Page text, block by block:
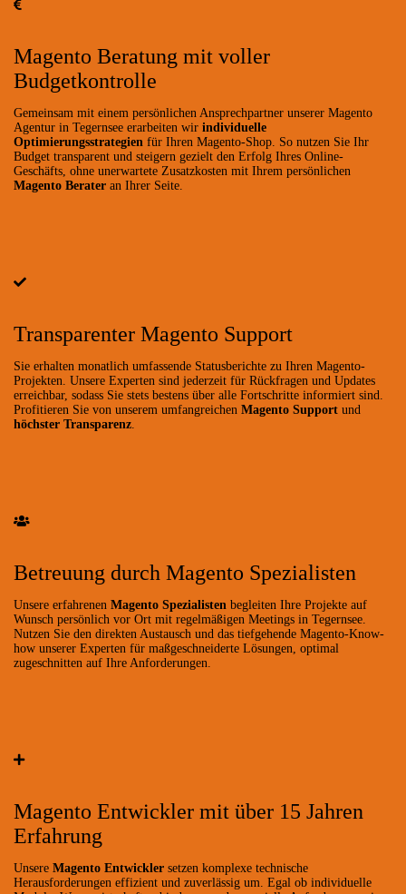
Magento Beratung mit voller
Budgetkontrolle
Gemeinsam mit einem persönlichen Ansprechpartner unserer Magento
Agentur in Tegernsee erarbeiten wir individuelle
Optimierungsstrategien für Ihren Magento-Shop. So nutzen Sie Ihr
Budget transparent und steigern gezielt den Erfolg Ihres Online-
Geschäfts, ohne unerwartete Zusatzkosten mit Ihrem persönlichen
Magento Berater an Ihrer Seite.
Transparenter Magento Support
Sie erhalten monatlich umfassende Statusberichte zu Ihren Magento-
Projekten. Unsere Experten sind jederzeit für Rückfragen und Updates
erreichbar, sodass Sie stets bestens über alle Fortschritte informiert sind.
Profitieren Sie von unserem umfangreichen Magento Support und
höchster Transparenz
Betreuung durch Magento Spezialisten
Unsere erfahrenen Magento Spezialisten begleiten Ihre Projekte auf
Wunsch persönlich vor Ort mit regelmäßigen Meetings in Tegernsee.
Nutzen Sie den direkten Austausch und das tiefgehende Magento-Know-
how unserer Experten für maßgeschneiderte Lösungen, optimal
zugeschnitten auf Ihre Anforderungen.
Magento Entwickler mit über 15 Jahren
Erfahrung
Unsere Magento Entwickler setzen komplexe technische
Herausforderungen effizient und zuverlässig um. Egal ob individuelle